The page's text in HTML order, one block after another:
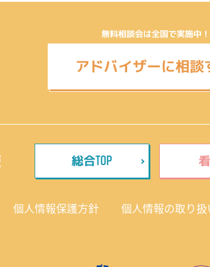
無料相談会は全国で実施中！
アドバイザーに相談
総合TOP
個人情報保護方針 個人情報の取り扱